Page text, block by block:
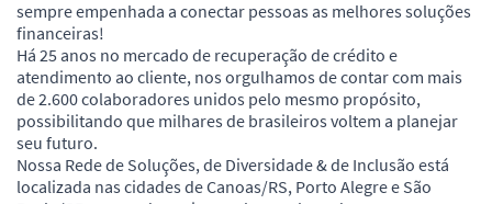
sempre empenhada a conectar pessoas as melhores soluções
financeiras!
Há 25 anos no mercado de recuperação de crédito e
atendimento ao cliente, nos orgulhamos de contar com mais
de 2.600 colaboradores unidos pelo mesmo propósito,
possibilitando que milhares de brasileiros voltem a planejar
seu futuro.
Nossa Rede de Soluções, de Diversidade & de Inclusão está
localizada nas cidades de Canoas/RS, Porto Alegre e São